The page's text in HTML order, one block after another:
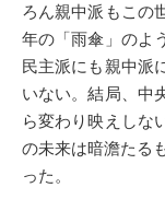
ろん親中派もこの
年の「雨傘」のよ
民主派にも親中派
いない。結局、中
ら変わり映えしな
の未来は暗澹たる
った。